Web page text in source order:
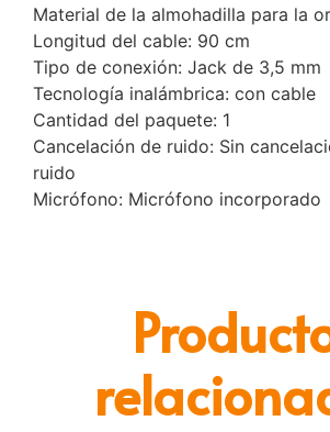
Material de la almohadilla para la
Longitud del cable: 90 cm
Tipo de conexión: Jack de 3,5 mm
Tecnología inalámbrica: con cable
Cantidad del paquete: 1
Cancelación de ruido: Sin
ruido
Micrófono: Micrófono incorporado